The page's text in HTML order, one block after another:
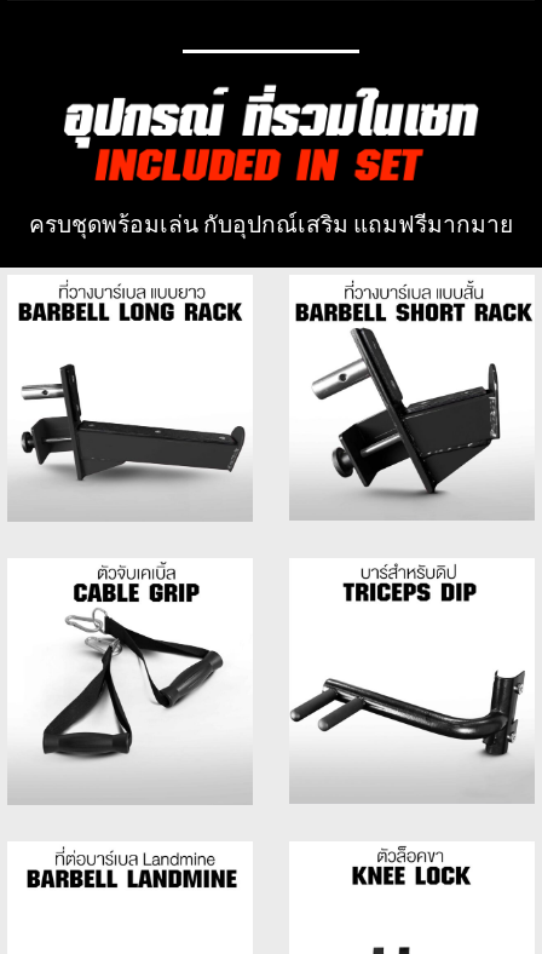
ครบชุดพร้อมเล่น กับอุปกณ์เสริม แถมฟรีมากมาย